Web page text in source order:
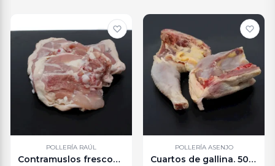
POLLERÍA RAÚL
Contramuslos frescos de pollo. 600 g. aprox.
POLLERÍA ASENJO
Cuartos de gallina. 500 g. aprox.